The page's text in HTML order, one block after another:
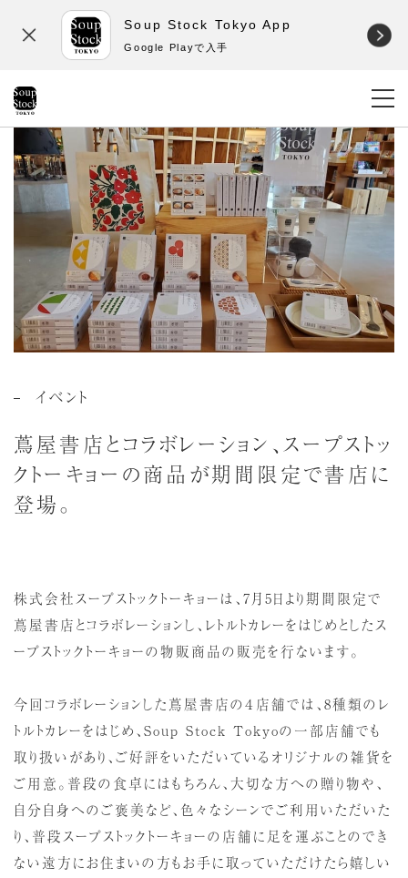
Soup Stock Tokyo App
Google Playで入手
イベント
蔦屋書店とコラボレーション、スープストッ
クトーキョーの商品が期間限定で書店に
登場。
株式会社スープストックトーキョーは、7月5日より期間限定で
蔦屋書店とコラボレーションし、レトルトカレーをはじめとしたス
ープストックトーキョーの物販商品の販売を行ないます。
今回コラボレーションした蔦屋書店の４店舗では、8種類のレ
トルトカレーをはじめ、Soup Stock Tokyoの一部店舗でも
取り扱いがあり、ご好評をいただいているオリジナルの雑貨を
ご用意。普段の食卓にはもちろん、大切な方への贈り物や、
自分自身へのご褒美など、色々なシーンでご利用いただいた
り、普段スープストックトーキョーの店舗に足を運ぶことのでき
ない遠方にお住まいの方もお手に取っていただけたら嬉しい